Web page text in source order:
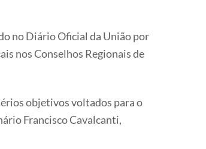
no Diário Oficial da União por
nos Conselhos Regionais de
objetivos voltados para o
Francisco Cavalcanti,